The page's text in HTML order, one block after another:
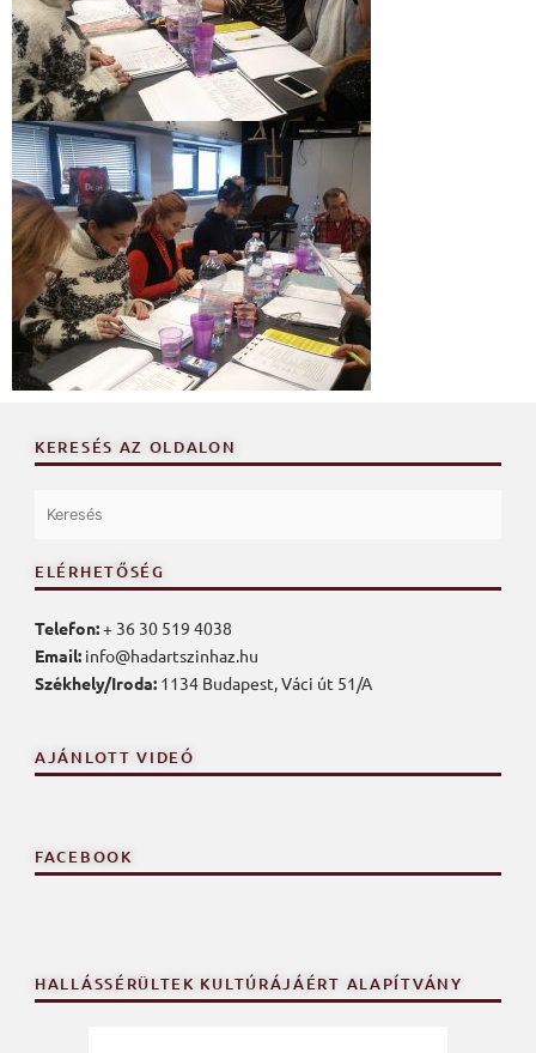
KERESÉS AZ OLDALON
ELÉRHETŐSÉG
Telefon:+ 36 30 519 4038
Email: info@hadartszinhaz.hu
Székhely/Iroda: 1134 Budapest, Váci út 51/A
AJÁNLOTT VIDEÓ
FACEBOOK
HALLÁSSÉRÜLTEK KULTÚRÁJÁÉRT ALAPÍTVÁNY